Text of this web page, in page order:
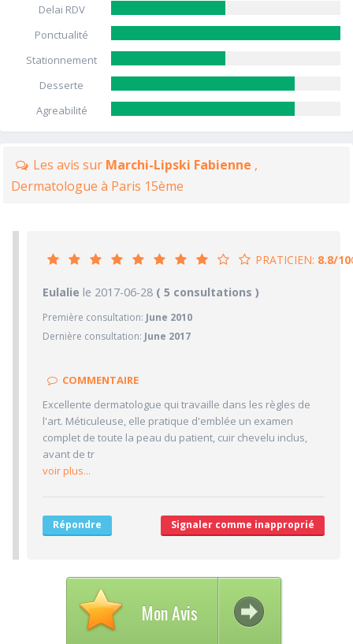
Delai RDV
Ponctualité
Stationnement
Desserte
Agreabilité
Les avis sur Marchi-Lipski Fabienne ,
Dermatologue à Paris 15ème
PRATICIEN: 8.8/10
PRATICIEN8.8/10
10/10 Confiance accordée
9/10 Sympathie
10/10 Ponctualité/Temps en salle d'attente/Retard
CABINET/LOCAUX7/10
8/10
8/10 Agréabilité des locaux
Eulalie le 2017-06-28 ( 5 consultations )
Première consultation: June 2010
Dernière consultation: June 2017
COMMENTAIRE
Excellente dermatologue qui travaille dans les règles de
l'art. Méticuleuse, elle pratique d'emblée un examen
complet de toute la peau du patient, cuir chevelu inclus,
avant de tr
voir plus...
Répondre Signaler comme inapproprié
Mon Avis